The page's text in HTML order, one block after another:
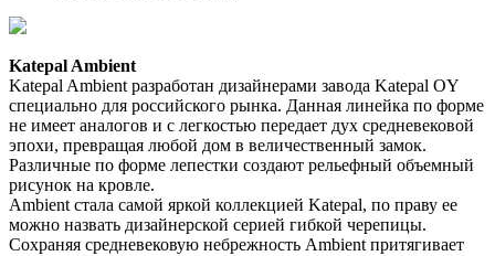
Katepal Ambient
Katepal Ambient разработан дизайнерами завода Katepal OY
специально для российского рынка. Данная линейка по форме
не имеет аналогов и с легкостью передает дух средневековой
эпохи, превращая любой дом в величественный замок.
Различные по форме лепестки создают рельефный объемный
рисунок на кровле.
Ambient стала самой яркой коллекцией Katepal, по праву ее
можно назвать дизайнерской серией гибкой черепицы.
Сохраняя средневековую небрежность Ambient притягивает